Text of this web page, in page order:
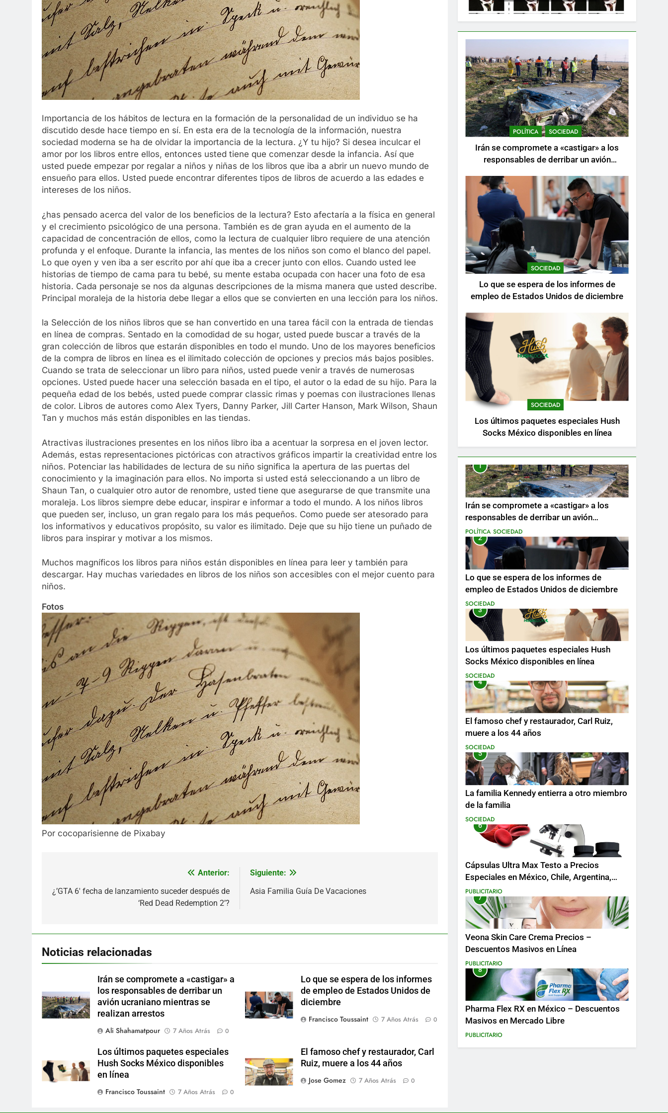
Importancia de los hábitos de lectura en la formación de la personalidad de un individuo se ha
discutido desde hace tiempo en sí. En esta era de la tecnología de la información, nuestra
sociedad moderna se ha de olvidar la importancia de la lectura. ¿Y tu hijo? Si desea inculcar el
amor por los libros entre ellos, entonces usted tiene que comenzar desde la infancia. Así que
usted puede empezar por regalar a niños y niñas de los libros que iba a abrir un nuevo mundo de
ensueño para ellos. Usted puede encontrar diferentes tipos de libros de acuerdo a las edades e
intereses de los niños.
¿has pensado acerca del valor de los beneficios de la lectura? Esto afectaría a la física en general
y el crecimiento psicológico de una persona. También es de gran ayuda en el aumento de la
capacidad de concentración de ellos, como la lectura de cualquier libro requiere de una atención
profunda y el enfoque. Durante la infancia, las mentes de los niños son como el blanco del papel.
Lo que oyen y ven iba a ser escrito por ahí que iba a crecer junto con ellos. Cuando usted lee
historias de tiempo de cama para tu bebé, su mente estaba ocupada con hacer una foto de esa
historia. Cada personaje se nos da algunas descripciones de la misma manera que usted describe.
Principal moraleja de la historia debe llegar a ellos que se convierten en una lección para los niños.
la Selección de los niños libros que se han convertido en una tarea fácil con la entrada de tiendas
en línea de compras. Sentado en la comodidad de su hogar, usted puede buscar a través de la
gran colección de libros que estarán disponibles en todo el mundo. Uno de los mayores beneficios
de la compra de libros en línea es el ilimitado colección de opciones y precios más bajos posibles.
Cuando se trata de seleccionar un libro para niños, usted puede venir a través de numerosas
opciones. Usted puede hacer una selección basada en el tipo, el autor o la edad de su hijo. Para la
pequeña edad de los bebés, usted puede comprar classic rimas y poemas con ilustraciones llenas
de color. Libros de autores como Alex Tyers, Danny Parker, Jill Carter Hanson, Mark Wilson, Shaun
Tan y muchos más están disponibles en las tiendas.
Atractivas ilustraciones presentes en los niños libro iba a acentuar la sorpresa en el joven lector.
Además, estas representaciones pictóricas con atractivos gráficos impartir la creatividad entre los
niños. Potenciar las habilidades de lectura de su niño significa la apertura de las puertas del
conocimiento y la imaginación para ellos. No importa si usted está seleccionando a un libro de
Shaun Tan, o cualquier otro autor de renombre, usted tiene que asegurarse de que transmite una
moraleja. Los libros siempre debe educar, inspirar e informar a todo el mundo. A los niños libros
que pueden ser, incluso, un gran regalo para los más pequeños. Como puede ser atesorado para
los informativos y educativos propósito, su valor es ilimitado. Deje que su hijo tiene un puñado de
libros para inspirar y motivar a los mismos.
Muchos magníficos los libros para niños están disponibles en línea para leer y también para
descargar. Hay muchas variedades en libros de los niños son accesibles con el mejor cuento para
niños.
Fotos
Por cocoparisienne de Pixabay
de
Anterior:
¿’GTA 6′ fecha de lanzamiento suceder después de
‘Red Dead Redemption 2’?
Siguiente:
Asia Familia Guía De Vacaciones
Noticias relacionadas
Irán se compromete a «castigar» a
los responsables de derribar un
avión ucraniano mientras se
realizan arrestos
Ali Shahamatpour
7 Años Atrás 0
Lo que se espera de los informes
de empleo de Estados Unidos de
diciembre
Francisco Toussaint
7 Años Atrás 0
Los últimos paquetes especiales
Hush Socks México disponibles
en línea
Francisco Toussaint
7 Años Atrás 0
El famoso chef y restaurador, Carl
Ruiz, muere a los 44 años
Jose Gomez
7 Años Atrás 0
POLÍTICA SOCIEDAD
Irán se compromete a «castigar» a los
responsables de derribar un avión
SOCIEDAD
Lo que se espera de los informes de
empleo de Estados Unidos de diciembre
SOCIEDAD
Los últimos paquetes especiales Hush
Socks México disponibles en línea
1
Irán se compromete a «castigar» a los
responsables de derribar un avión
ucraniano mientras se realizan arrestos
POLÍTICA SOCIEDAD
2
Lo que se espera de los informes de
empleo de Estados Unidos de diciembre
SOCIEDAD
3
Los últimos paquetes especiales Hush
Socks México disponibles en línea
SOCIEDAD
4
El famoso chef y restaurador, Carl Ruiz,
muere a los 44 años
SOCIEDAD
5
La familia Kennedy entierra a otro miembro
de la familia
SOCIEDAD
6
Cápsulas Ultra Max Testo a Precios
Especiales en México, Chile, Argentina,
Colombia, Perú , Ecuador, Costa Rica y
Más
PUBLICITARIO
7
Veona Skin Care Crema Precios –
Descuentos Masivos en Línea
PUBLICITARIO
8
Pharma Flex RX en México – Descuentos
Masivos en Mercado Libre
PUBLICITARIO